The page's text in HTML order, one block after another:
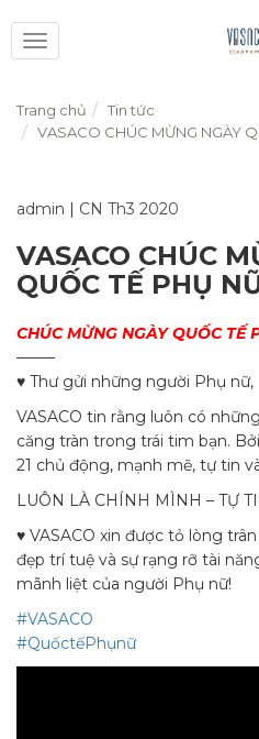
Toggle
navigation
Trang chủ
Tin tức
VASACO CHÚC MỪNG NGÀY
admin | CN Th3 2020
VASACO CHÚC
QUỐC TẾ PHỤ
CHÚC MỪNG NGÀY QUỐC TẾ
——–
♥️ Thư gửi những người Phụ nữ,
VASACO tin rằng luôn có
căng tràn trong trái tim bạn.
21 chủ động, mạnh mẽ, tự tin
LUÔN LÀ CHÍNH MÌNH – TỰ
♥️ VASACO xin được tỏ lòng
đẹp trí tuệ và sự rạng rỡ tài
mãnh liệt của người Phụ nữ!
#VASACO
#QuốctếPhụnữ